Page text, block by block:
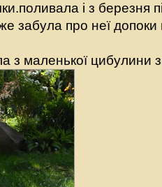
і з березня
забула про неї
з маленької цибулини